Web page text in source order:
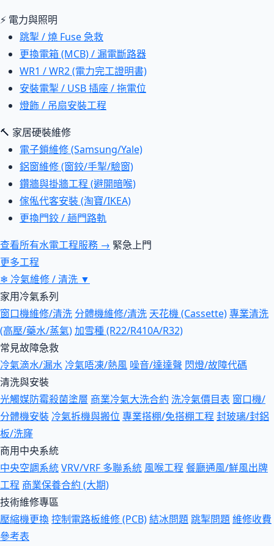
⚡ 電力與照明
跳掣 / 燒 Fuse 急救
更換電箱 (MCB) / 漏電斷路器
WR1 / WR2 (電力完工證明書)
安裝電掣 / USB 插座 / 拖電位
燈飾 / 吊扇安裝工程
🔨 家居硬裝維修
電子鎖維修 (Samsung/Yale)
鋁窗維修 (窗鉸/手掣/驗窗)
鑽牆與掛牆工程 (避開暗喉)
傢俬代客安裝 (淘寶/IKEA)
更換門鉸 / 趟門路軌
查看所有水電工程服務 → 緊急上門
更多工程
❄ 冷氣維修 / 清洗 ▼
家用冷氣系列
窗口機維修/清洗 分體機維修/清洗 天花機 (Cassette)專業清洗
(高壓/藥水/蒸氣)加雪種 (R22/R410A/R32)
常見故障急救
冷氣滴水/漏水 冷氣唔凍/熱風 噪音/達達聲 閃燈/故障代碼
清洗與安裝
光觸媒防霉殺菌塗層 商業冷氣大洗合約 洗冷氣價目表 窗口機/
分體機安裝 冷氣拆機與搬位 專業搭棚/免搭棚工程 封玻璃/封鋁
板/洗窿
商用中央系統
中央空調系統VRV/VRF 多聯系統 風喉工程 餐廳通風/鮮風出牌
工程 商業保養合約 (大期)
技術維修專區
壓縮機更換控制電路板維修 (PCB)結冰問題跳掣問題維修收費
參考表